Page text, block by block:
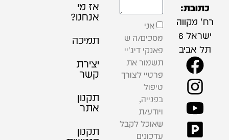
כתובת:
רח' מקווה
ישראל 6
תל אביב
אני
מסכים/ה ש
פאנקי דיג'יי
תשמור את
פרטיי לצורך
טיפול
בפנייה,
ויודע/ת
שאוכל לקבל
עדכונים
אז מי
אנחנו?
תמיכה
יצירת
קשר
תקנון
אתר
תקנון